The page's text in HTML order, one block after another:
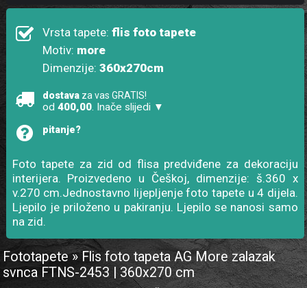
Vrsta tapete:flis foto tapete
Motiv: more
Dimenzije:360x270cm
dostava za vas GRATIS!
od400,00. Inače slijedi ▼
pitanje?
Foto tapete za zid od flisa predviđene za dekoraciju
interijera. Proizvedeno u Češkoj, dimenzije: š.360 x
v.270 cm.Jednostavno lijepljenje foto tapete u 4 dijela.
Ljepilo je priloženo u pakiranju. Ljepilo se nanosi samo
na zid.
Fototapete » Flis foto tapeta AG More zalazak
svnca FTNS-2453 | 360x270 cm